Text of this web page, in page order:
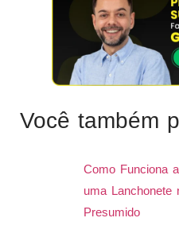
Você também
Como Funciona
uma Lanchonete
Presumido